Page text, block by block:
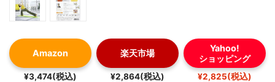
Amazon
¥3,474(税込)
楽天市場
¥2,864(税込)
Yahoo!
ショッピング
¥2,825(税込)